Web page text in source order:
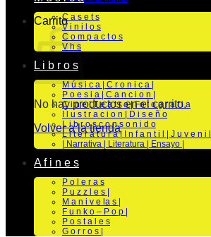
Carrito
No hay productos en el carrito.
Volver a la tienda
C a s e t s
V i n i l o s
C o m p a c t o s
V h s
L i b r o s
M ú s i c a | C r o n i c a |
P o e s i a | C a n c i o n |
C i n e | T e a t r o | Fo t o g r a f i a
I l u s t r a c i o n | D i s e ñ o
L i b r o s c o n s o n i d o
L i t e r a t u r a | I n f a n t i l | J u v e n i l |
| Narrativa | Literatura | Ensayo |
A f i n e s
P o l e r a s
P u z z l e s |
M a n i v e la s |
F u n k o – P o p |
P o s t a l e s
G o r r o s |